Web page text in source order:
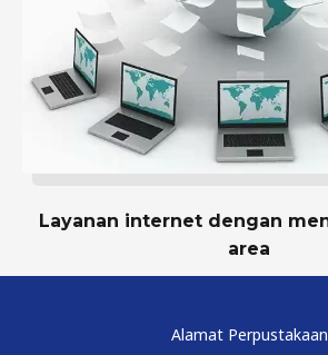
Layanan internet dengan
area
Alamat Perpustakaan